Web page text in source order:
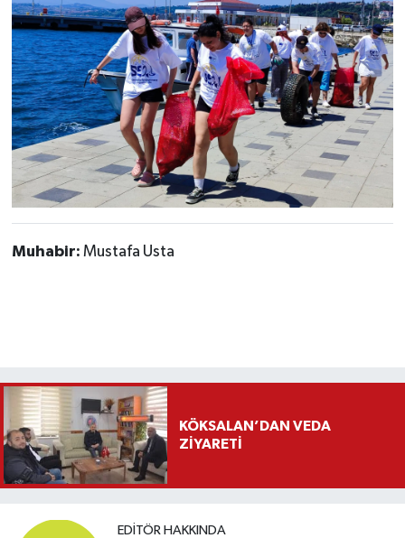
Muhabir: Mustafa Usta
KÖKSALAN’DAN VEDA
ZİYARETİ
EDITÖR HAKKINDA